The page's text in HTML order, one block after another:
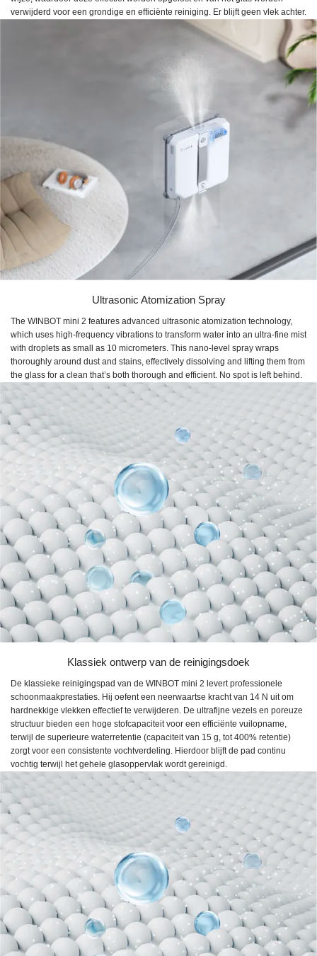
verwijderd voor een grondige en efficiënte reiniging. Er blijft geen vlek achter.
Ultrasonic Atomization Spray
The WINBOT mini 2 features advanced ultrasonic atomization technology,
which uses high-frequency vibrations to transform water into an ultra-fine mist
with droplets as small as 10 micrometers. This nano-level spray wraps
thoroughly around dust and stains, effectively dissolving and lifting them from
the glass for a clean that’s both thorough and efficient. No spot is left behind.
Klassiek ontwerp van de reinigingsdoek
De klassieke reinigingspad van de WINBOT mini 2 levert professionele
schoonmaakprestaties. Hij oefent een neerwaartse kracht van 14 N uit om
hardnekkige vlekken effectief te verwijderen. De ultrafijne vezels en poreuze
structuur bieden een hoge stofcapaciteit voor een efficiënte vuilopname,
terwijl de superieure waterretentie (capaciteit van 15 g, tot 400% retentie)
zorgt voor een consistente vochtverdeling. Hierdoor blijft de pad continu
vochtig terwijl het gehele glasoppervlak wordt gereinigd.